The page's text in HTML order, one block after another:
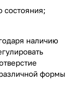
состояния;
наличию
формы